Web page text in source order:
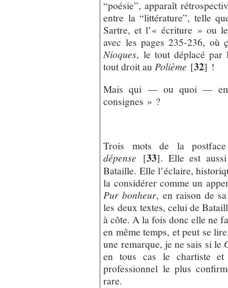
“poésie”, apparaît
entre la “littérature”, telle
Sartre, et l’« écriture » ou
avec les pages 235-236, où
Nioques, le tout déplacé
tout droit au Polième [32] !
Mais qui — ou quoi —
consignes » ?
Trois mots de la
dépense [33]. Elle est
Bataille. Elle l’éclaire,
la considérer comme un
Pur bonheur, en raison de
les deux textes, celui de
à côte. A la fois donc elle ne
en même temps, et peut se
une remarque, je ne sais si le
en tous cas le chartiste
professionnel le plus
rare.